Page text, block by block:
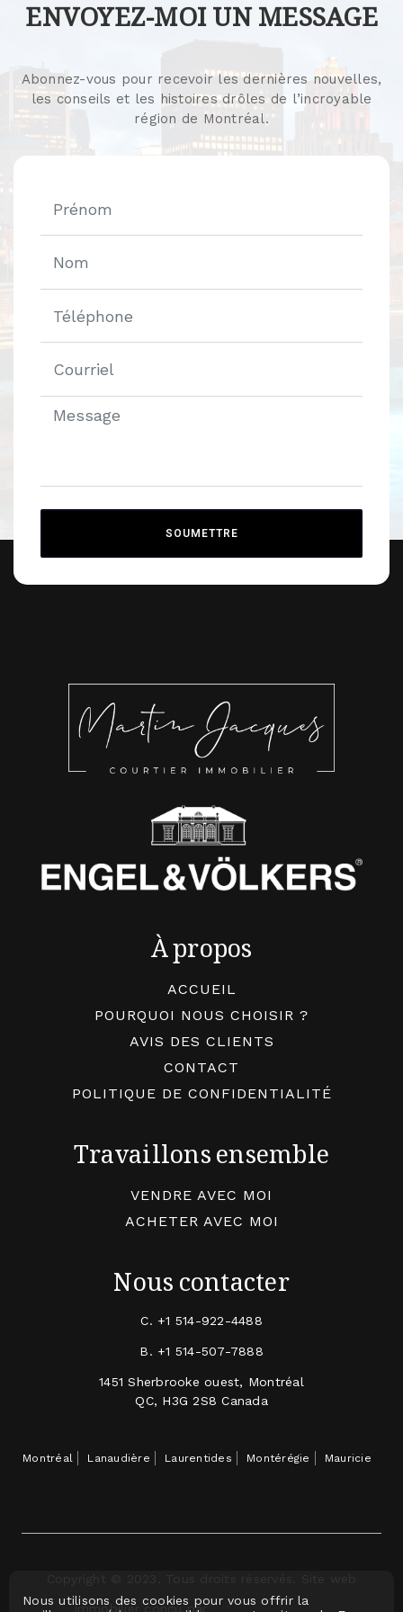
ENVOYEZ-MOI UN MESSAGE
Abonnez-vous pour recevoir les dernières nouvelles,
les conseils et les histoires drôles de l’incroyable
région de Montréal.
SOUMETTRE
À propos
ACCUEIL
POURQUOI NOUS CHOISIR ?
AVIS DES CLIENTS
CONTACT
POLITIQUE DE CONFIDENTIALITÉ
Travaillons ensemble
VENDRE AVEC MOI
ACHETER AVEC MOI
Nous contacter
C. +1 514-922-4488
B. +1 514-507-7888
1451 Sherbrooke ouest, Montréal
QC, H3G 2S8 Canada
Montréal Lanaudière Laurentides Montérégie Mauricie
immobilier conçu par
Nous utilisons des cookies pour vous offrir la